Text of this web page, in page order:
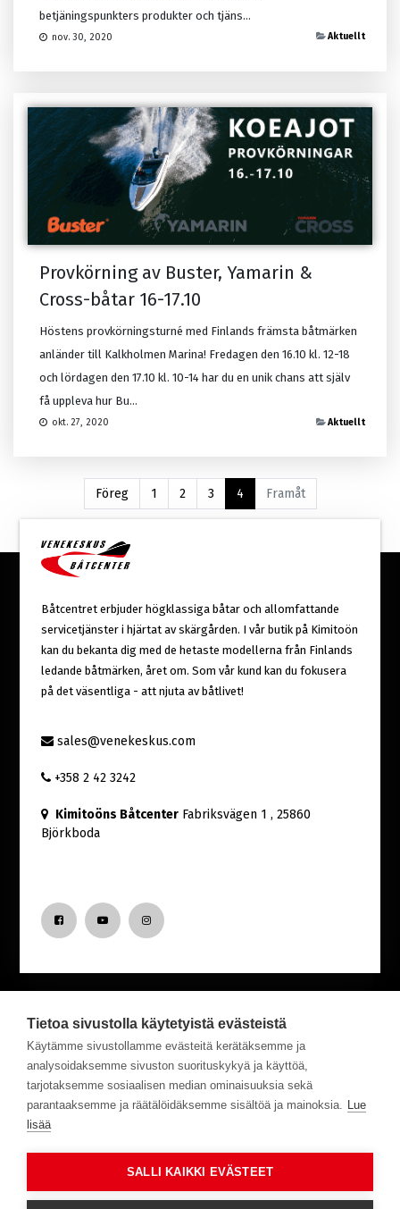
betjäningspunkters produkter och tjäns...
nov. 30, 2020 Aktuellt
Provkörning av Buster, Yamarin &
Cross-båtar 16-17.10
Höstens provkörningsturné med Finlands främsta båtmärken
anländer till Kalkholmen Marina! Fredagen den 16.10 kl. 12-18
och lördagen den 17.10 kl. 10-14 har du en unik chans att själv
få uppleva hur Bu...
okt. 27, 2020 Aktuellt
Föreg 1 2 3 4 Framåt
Båtcentret erbjuder högklassiga båtar och allomfattande
servicetjänster i hjärtat av skärgården. I vår butik på Kimitoön
kan du bekanta dig med de hetaste modellerna från Finlands
ledande båtmärken, året om. Som vår kund kan du fokusera
på det väsentliga - att njuta av båtlivet!
sales@venekeskus.com
+358 2 42 3242
Kimitoöns Båtcenter Fabriksvägen 1 , 25860
Björkboda
Nyfiken på senaste nytt från Båtcentret?
Prenumerera på vårt nyhetsbrev!
Tietoa sivustolla käytetyistä evästeistä
Käytämme sivustollamme evästeitä kerätäksemme ja
analysoidaksemme sivuston suorituskykyä ja käyttöä,
tarjotaksemme sosiaalisen median ominaisuuksia sekä
parantaaksemme ja räätälöidäksemme sisältöä ja mainoksia. Lue
lisää
SALLI KAIKKI EVÄSTEET